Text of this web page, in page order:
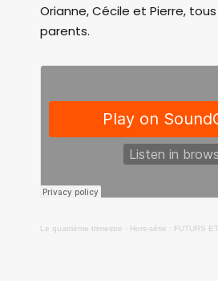
Orianne, Cécile et Pierre,
parents.
Le quatrième trimestre · Hors-série : FUTURS ET JEUNES